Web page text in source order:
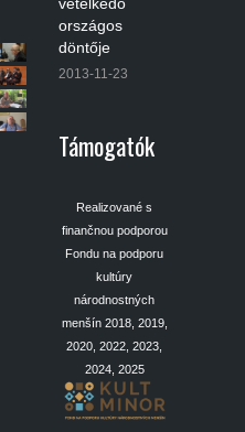
országos
döntője
2013-11-23
Támogatók
Realizované s
finančnou podporou
Fondu na podporu
kultúry
národnostných
menšín 2018, 2019,
2020, 2022, 2023,
2024, 2025